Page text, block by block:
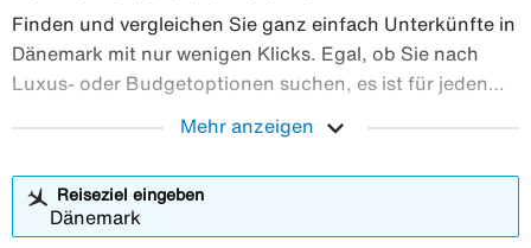
Finden und vergleichen Sie ganz einfach Unterkünfte in
Dänemark mit nur wenigen Klicks. Egal, ob Sie nach
Luxus- oder Budgetoptionen suchen, es ist für jeden
Sie die Ergebnisse mit unseren Filtern an, um das Hotel
zu finden, das am besten zu Ihnen passt.
Mehr anzeigen expand_more
Reiseziel eingeben